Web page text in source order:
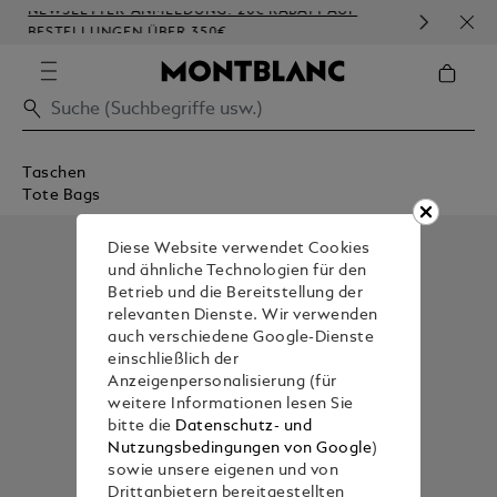
NEWSLETTER-ANMELDUNG: 20€ RABATT AUF
BESTELLUNGEN ÜBER 350€
Taschen
Tote Bags
Diese Website verwendet Cookies
und ähnliche Technologien für den
Betrieb und die Bereitstellung der
relevanten Dienste. Wir verwenden
auch verschiedene Google-Dienste
einschließlich der
Anzeigenpersonalisierung (für
weitere Informationen lesen Sie
bitte die Datenschutz- und
Nutzungsbedingungen von Google)
sowie unsere eigenen und von
Drittanbietern bereitgestellten